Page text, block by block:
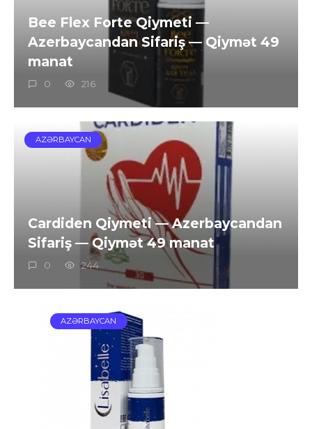
Bee Flex Forte Qiymeti —
Azerbaycandan Sifariş — Qiymət 49
manat
0 216
AZƏRBAYCAN
Cardiden Qiymeti — Azerbaycandan
Sifariş — Qiymət 49 manat
0 244
AZƏRBAYCAN